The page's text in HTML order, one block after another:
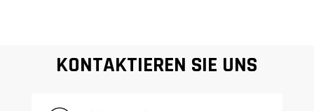
KONTAKTIEREN SIE UNS